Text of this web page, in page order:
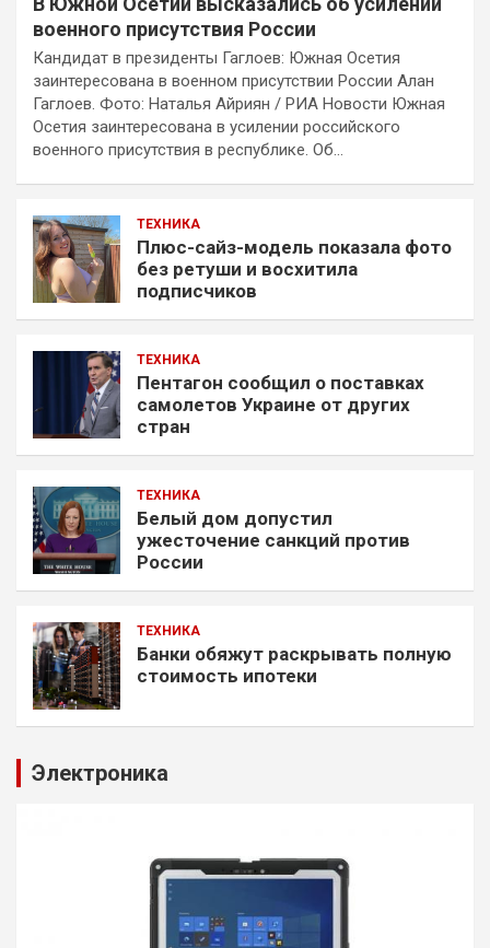
военного присутствия России
Кандидат в президенты Гаглоев: Южная Осетия
заинтересована в военном присутствии России Алан
Гаглоев. Фото: Наталья Айриян / РИА Новости Южная
Осетия заинтересована в усилении российского
военного присутствия в республике. Об…
ТЕХНИКА
Плюс-сайз-модель показала фото
без ретуши и восхитила
подписчиков
ТЕХНИКА
Пентагон сообщил о поставках
самолетов Украине от других
стран
ТЕХНИКА
Белый дом допустил
ужесточение санкций против
России
ТЕХНИКА
Банки обяжут раскрывать полную
стоимость ипотеки
Электроника